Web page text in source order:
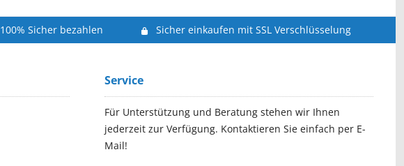
100% Sicher bezahlen Sicher einkaufen mit SSL Verschlüsselung
Service
Für Unterstützung und Beratung stehen wir Ihnen
jederzeit zur Verfügung. Kontaktieren Sie einfach per E-
Mail!